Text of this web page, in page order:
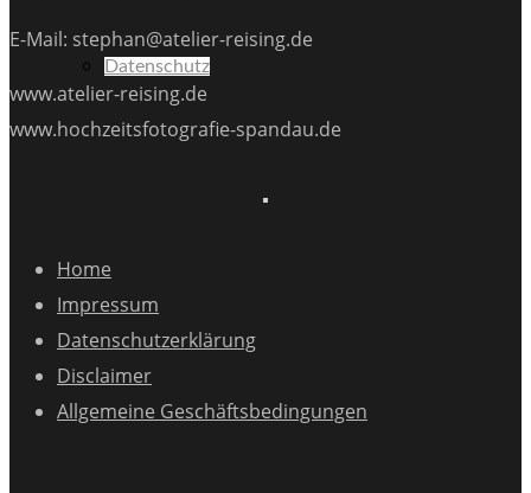
Datenschutz
E-Mail: stephan@atelier-reising.de
www.atelier-reising.de
www.hochzeitsfotografie-spandau.de
Home
Impressum
Datenschutzerklärung
Disclaimer
Allgemeine Geschäftsbedingungen